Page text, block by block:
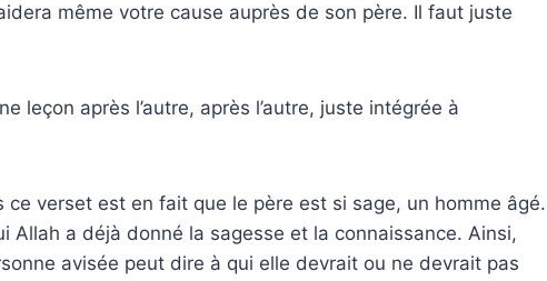
même votre cause auprès de son père. Il faut juste
leçon après l’autre, après l’autre, juste intégrée à
ce verset est en fait que le père est si sage, un homme âgé.
Allah a déjà donné la sagesse et la connaissance. Ainsi,
avisée peut dire à qui elle devrait ou ne devrait pas